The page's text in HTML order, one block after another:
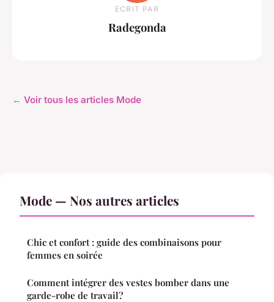
ECRIT PAR
Radegonda
← Voir tous les articles Mode
Mode — Nos autres articles
Chic et confort : guide des combinaisons pour
femmes en soirée
Comment intégrer des vestes bomber dans une
garde-robe de travail?